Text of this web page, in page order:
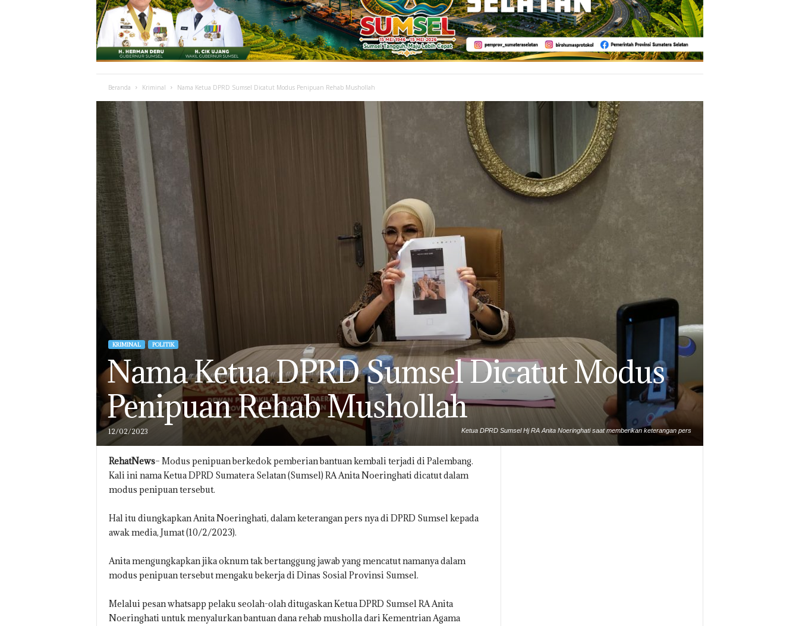
Beranda Kriminal Nama Ketua DPRD Sumsel Dicatut Modus Penipuan Rehab Mushollah
Ketua DPRD Sumsel Hj RA Anita Noeringhati saat memberikan keterangan pers
KRIMINAL POLITIK
Nama Ketua DPRD Sumsel Dicatut Modus
Penipuan Rehab Mushollah
12/02/2023
RehatNews– Modus penipuan berkedok pemberian bantuan kembali terjadi di Palembang.
Kali ini nama Ketua DPRD Sumatera Selatan (Sumsel) RA Anita Noeringhati dicatut dalam
modus penipuan tersebut.
Hal itu diungkapkan Anita Noeringhati, dalam keterangan pers nya di DPRD Sumsel kepada
awak media, Jumat (10/2/2023).
Anita mengungkapkan jika oknum tak bertanggung jawab yang mencatut namanya dalam
modus penipuan tersebut mengaku bekerja di Dinas Sosial Provinsi Sumsel.
Melalui pesan whatsapp pelaku seolah-olah ditugaskan Ketua DPRD Sumsel RA Anita
Noeringhati untuk menyalurkan bantuan dana rehab musholla dari Kementrian Agama